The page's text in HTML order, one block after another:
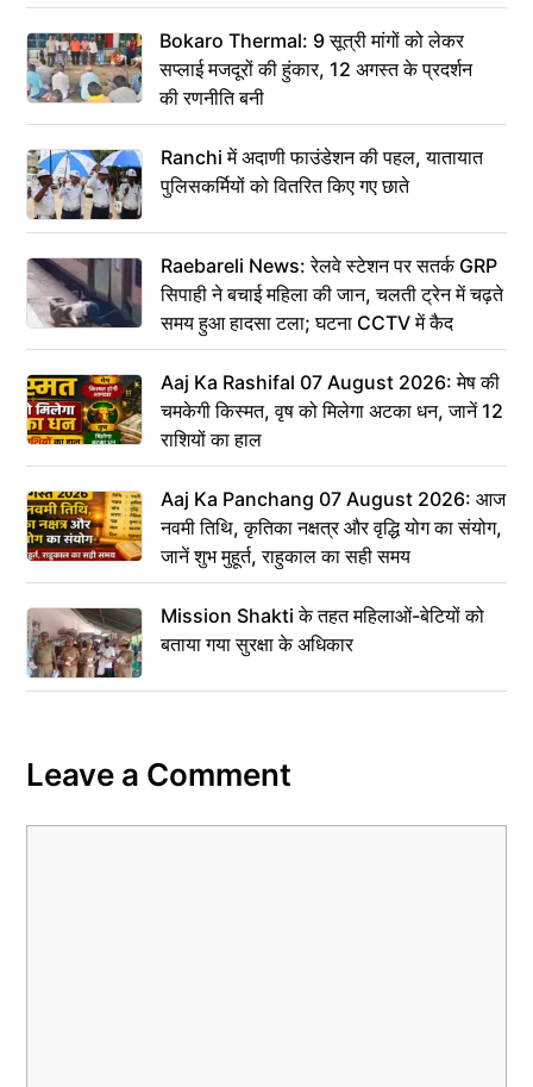
Bokaro Thermal: 9 सूत्री मांगों को लेकर
सप्लाई मजदूरों की हुंकार, 12 अगस्त के प्रदर्शन
की रणनीति बनी
Ranchi में अदाणी फाउंडेशन की पहल, यातायात
पुलिसकर्मियों को वितरित किए गए छाते
Raebareli News: रेलवे स्टेशन पर सतर्क GRP
सिपाही ने बचाई महिला की जान, चलती ट्रेन में चढ़ते
समय हुआ हादसा टला; घटना CCTV में कैद
Aaj Ka Rashifal 07 August 2026: मेष की
चमकेगी किस्मत, वृष को मिलेगा अटका धन, जानें 12
राशियों का हाल
Aaj Ka Panchang 07 August 2026: आज
नवमी तिथि, कृतिका नक्षत्र और वृद्धि योग का संयोग,
जानें शुभ मुहूर्त, राहुकाल का सही समय
Mission Shakti के तहत महिलाओं-बेटियों को
बताया गया सुरक्षा के अधिकार
Leave a Comment